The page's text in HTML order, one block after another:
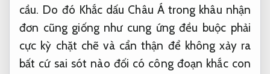
cầu. Do đó Khắc dấu Châu Á trong khâu nhận
đơn cũng giống như cung ứng đều buộc phải
cực kỳ chặt chẽ và cẩn thận để không xảy ra
bất cứ sai sót nào đối có công đoạn khắc con